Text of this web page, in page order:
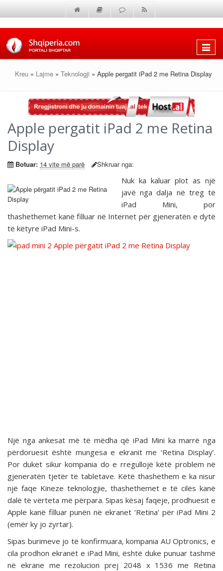
Shfaq
Kreu » Lajme » Teknologji » Apple pergatit iPad 2 me Retina Display
Apple pergatit iPad 2 me Retina
Display
Botuar: 14 vite më parë Shkruar nga:
Nuk ka kaluar plot as një
javë nga dalja në treg të
iPad Mini, por
thashethemet kanë filluar në Internet për gjeneratën e dytë
të këtyre iPad Mini-s.
Një nga ankesat më të mëdha që iPad Mini ka marrë nga
përdoruesit është mungesa e ekranit me ‘Retina Display’.
Por duket sikur kompania do e rregullojë këtë problem në
gjeneratën tjetër të tabletave. Këtë thashethem e ka nisur
një faqe Kineze teknologjie, thashethemet e të cilës kanë
dalë të vërteta më përpara. Sipas kësaj faqeje, prodhuesit e
Apple kanë filluar punën në ekranet ‘Retina’ për iPad Mini 2
(emër ky jo zyrtar).
Sipas burimeve jo të konfirmuara, kompania AU Optronics, e
cila prodhon ekranët e iPad Mini, është duke punuar tashmë
në ekrane me rezolucion prej 2048 x 1536 me Retina